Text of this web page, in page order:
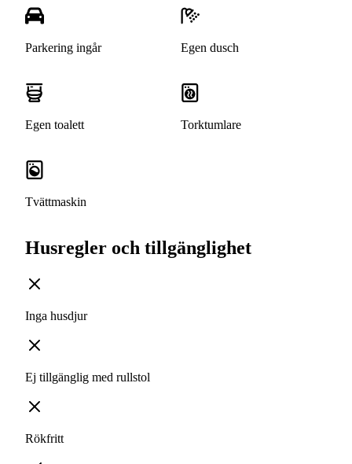
Parkering ingår Egen dusch
Egen toalett Torktumlare
Tvättmaskin
Husregler och tillgänglighet
Inga husdjur
Ej tillgänglig med rullstol
Rökfritt